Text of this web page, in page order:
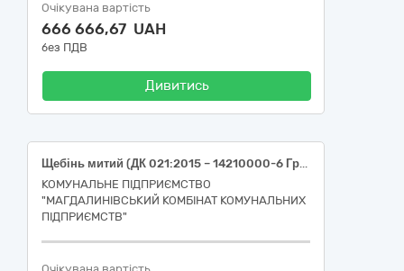
Очікувана вартість
666 666,67 UAH
без ПДВ
Дивитись
Щебінь митий (ДК 021:2015 – 14210000-6 Гравій, пісок, щебінь і наповнювачі)
КОМУНАЛЬНЕ ПІДПРИЄМСТВО
"МАГДАЛИНІВСЬКИЙ КОМБІНАТ КОМУНАЛЬНИХ
ПІДПРИЄМСТВ"